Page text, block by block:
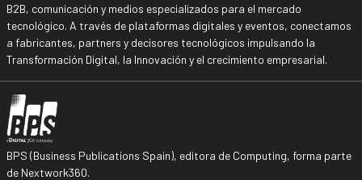
B2B, comunicación y medios especializados para el mercado
tecnológico. A través de plataformas digitales y eventos, conectamos
a fabricantes, partners y decisores tecnológicos impulsando la
Transformación Digital, la Innovación y el crecimiento empresarial.
BPS (Business Publications Spain), editora de Computing, forma parte
de Nextwork360.